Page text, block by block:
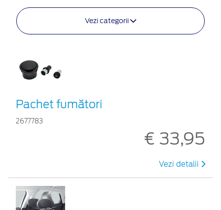
Vezi categorii
Pachet fumători
2677783
€ 33,95
Vezi detalii